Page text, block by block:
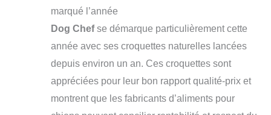
marqué l’année
Dog Chefse démarque particulièrement cette
année avec ses croquettes naturelles lancées
depuis environ un an. Ces croquettes sont
appréciées pour leur bon rapport qualité-prix et
montrent que les fabricants d’aliments pour